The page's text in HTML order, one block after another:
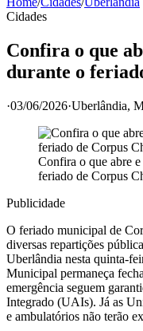
Cidades
Confira o que
durante o
·03/06/2026·Uberlândia,
Confira o que abre
feriado de Corpus
Publicidade
O feriado municipal de
diversas repartições
Uberlândia nesta quinta-
Municipal permaneça
emergência seguem
Integrado (UAIs). Já as
e ambulatórios não terão